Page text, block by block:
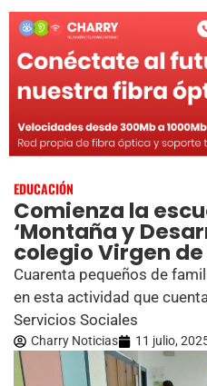
EDUCACIÓN
Comienza la
‘Montaña y
colegio Virgen
Cuarenta pequeños de
en esta actividad que
Servicios Sociales
Charry Noticias 11 julio,